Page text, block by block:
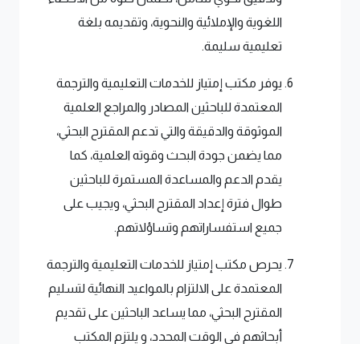
اللغوية والإملائية والنحوية، وتقديمه بلغة
تعليمية سليمة.
يوفر مكتب إمتياز للخدمات التعليمية والترجمة
المعتمدة للباحثين المصادر والمراجع العلمية
الموثوقة والدقيقة والتي تدعم المقترح البحثي،
مما يضمن جودة البحث وقوته العلمية، كما
يقدم الدعم والمساعدة المستمرة للباحثين
طوال فترة إعداد المقترح البحثي، ويجيب على
جميع استفساراتهم وتساؤلاتهم.
يحرص مكتب إمتياز للخدمات التعليمية والترجمة
المعتمدة على الالتزام بالمواعيد النهائية لتسليم
المقترح البحثي، مما يساعد الباحثين على تقديم
أبحاثهم في الوقت المحدد، و يلتزم المكتب